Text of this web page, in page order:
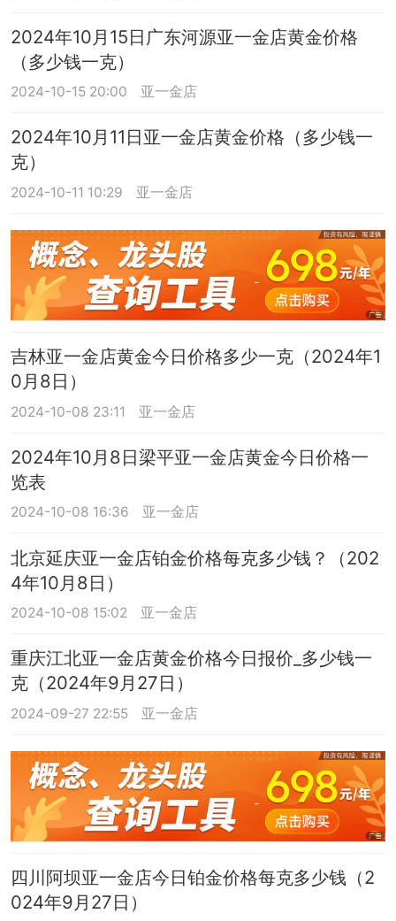
2024年10月15日广东河源亚一金店黄金价格
（多少钱一克）
2024-10-15 20:00 亚一金店
2024年10月11日亚一金店黄金价格（多少钱一
克）
2024-10-11 10:29 亚一金店
吉林亚一金店黄金今日价格多少一克（2024年1
0月8日）
2024-10-08 23:11 亚一金店
2024年10月8日梁平亚一金店黄金今日价格一
览表
2024-10-08 16:36 亚一金店
北京延庆亚一金店铂金价格每克多少钱？（202
4年10月8日）
2024-10-08 15:02 亚一金店
重庆江北亚一金店黄金价格今日报价_多少钱一
克（2024年9月27日）
2024-09-27 22:55 亚一金店
四川阿坝亚一金店今日铂金价格每克多少钱（2
024年9月27日）